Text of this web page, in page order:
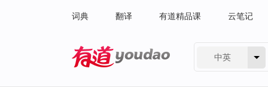
词典 翻译 有道精品课 云笔记
中英